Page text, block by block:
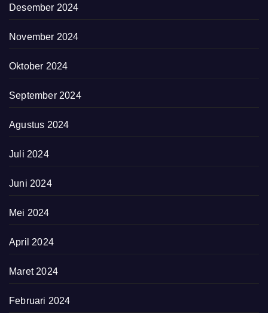
Desember 2024
November 2024
Oktober 2024
September 2024
Agustus 2024
Juli 2024
Juni 2024
Mei 2024
April 2024
Maret 2024
Februari 2024